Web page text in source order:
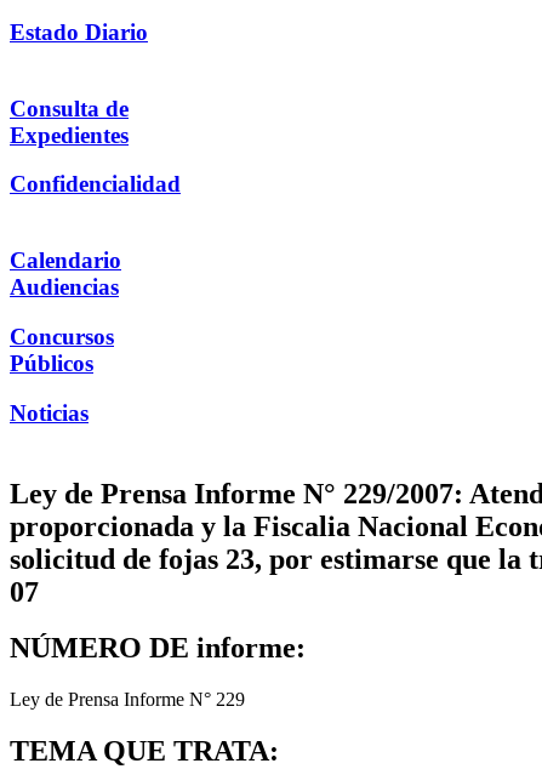
Estado Diario
Consulta de
Expedientes
Confidencialidad
Calendario
Audiencias
Concursos
Públicos
Noticias
Ley de Prensa Informe N° 229/2007:
proporcionada y la Fiscalia Nacional
solicitud de fojas 23, por estimarse que la
07
NÚMERO DE informe:
Ley de Prensa Informe N° 229
TEMA QUE TRATA: